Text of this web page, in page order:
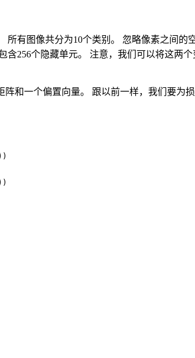
所有图像共分为10个类别。 忽略像素之间
256个隐藏单元。 注意，我们可以将这两
和一个偏置向量。 跟以前一样，我们要为